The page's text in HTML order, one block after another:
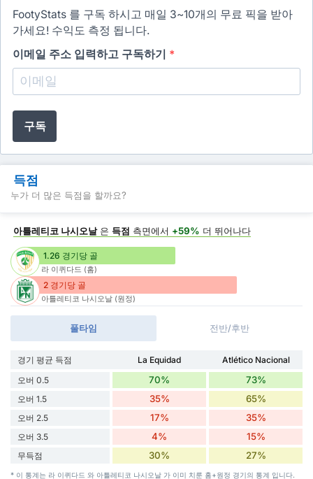
FootyStats 를 구독 하시고 매일 3~10개의 무료 픽을 받아
가세요! 수익도 측정 됩니다.
이메일 주소 입력하고 구독하기 *
구독
득점
누가 더 많은 득점을 할까요?
아틀레티코 나시오날은 득점 측면에서 +59% 더 뛰어나다
1.26 경기당 골
라 이퀴다드 (홈)
2 경기당 골
아틀레티코 나시오날 (원정)
풀타임 전반/후반
경기 평균 득점 La Equidad
Atlético Nacional
오버 0.5
70% 73%
오버 1.5 35% 65%
오버 2.5 17% 35%
오버 3.5 4% 15%
무득점 30% 27%
* 이 통계는 라 이퀴다드 와 아틀레티코 나시오날 가 이미 치룬 홈+원정 경기의 통계 입니다.